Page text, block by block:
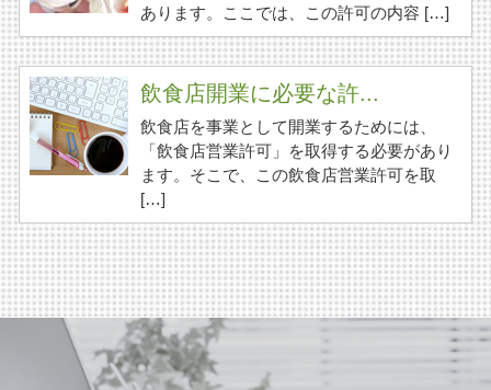
あります。ここでは、この許可の内容 […]
飲食店開業に必要な許...
飲食店を事業として開業するためには、
「飲食店営業許可」を取得する必要があり
ます。そこで、この飲食店営業許可を取
[…]